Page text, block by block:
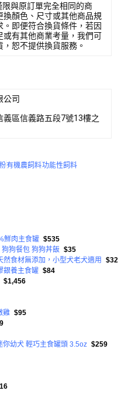
與原訂單完全相同的商
換顏色、尺寸或其他商品規
。即便符合換貨條件，若因
或有其他商業考量，我們可
，恕不提供換貨服務。
公司
義區信義路五段7號13樓之
有機農飼料功能性飼料
鮮肉主食罐 $535
狗餐包 狗狗丼飯 $35
食材無添加，小型犬老犬適用
$32
銀養主食罐 $84
$1,456
雞 $95
幼犬 輕巧主食罐頭 3.5oz $259